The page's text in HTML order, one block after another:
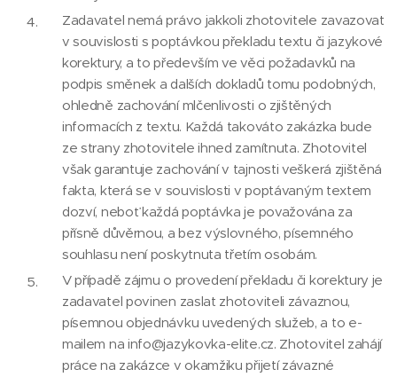
Zadavatel nemá právo jakkoli zhotovitele zavazovat
v souvislosti s poptávkou překladu textu či jazykové
korektury, a to především ve věci požadavků na
podpis směnek a dalších dokladů tomu podobných,
ohledně zachování mlčenlivosti o zjištěných
informacích z textu. Každá takováto zakázka bude
ze strany zhotovitele ihned zamítnuta. Zhotovitel
však garantuje zachování v tajnosti veškerá zjištěná
fakta, která se v souvislosti v poptávaným textem
dozví, neboť každá poptávka je považována za
přísně důvěrnou, a bez výslovného, písemného
souhlasu není poskytnuta třetím osobám.
V případě zájmu o provedení překladu či korektury je
zadavatel povinen zaslat zhotoviteli závaznou,
písemnou objednávku uvedených služeb, a to e-
mailem na info@jazykovka-elite.cz. Zhotovitel zahájí
práce na zakázce v okamžiku přijetí závazné